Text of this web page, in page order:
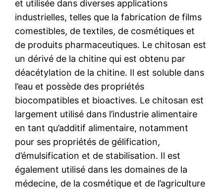
et utilisée dans diverses applications
industrielles, telles que la fabrication de films
comestibles, de textiles, de cosmétiques et
de produits pharmaceutiques. Le chitosan est
un dérivé de la chitine qui est obtenu par
déacétylation de la chitine. Il est soluble dans
l’eau et possède des propriétés
biocompatibles et bioactives. Le chitosan est
largement utilisé dans l’industrie alimentaire
en tant qu’additif alimentaire, notamment
pour ses propriétés de gélification,
d’émulsification et de stabilisation. Il est
également utilisé dans les domaines de la
médecine, de la cosmétique et de l’agriculture